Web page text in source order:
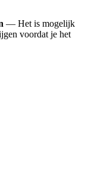
— Het is mogelijk
voordat je het